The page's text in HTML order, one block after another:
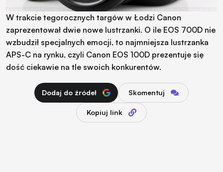
W trakcie tegorocznych targów w Łodzi Canon
zaprezentował dwie nowe lustrzanki. O ile EOS 700D nie
wzbudził specjalnych emocji, to najmniejsza lustrzanka
APS-C na rynku, czyli Canon EOS 100D prezentuje się
dość ciekawie na tle swoich konkurentów.
Dodaj do źródeł Skomentuj
Kopiuj link